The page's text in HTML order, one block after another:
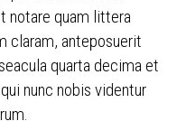
notare quam littera
claram, anteposuerit
quarta decima et
nunc nobis videntur